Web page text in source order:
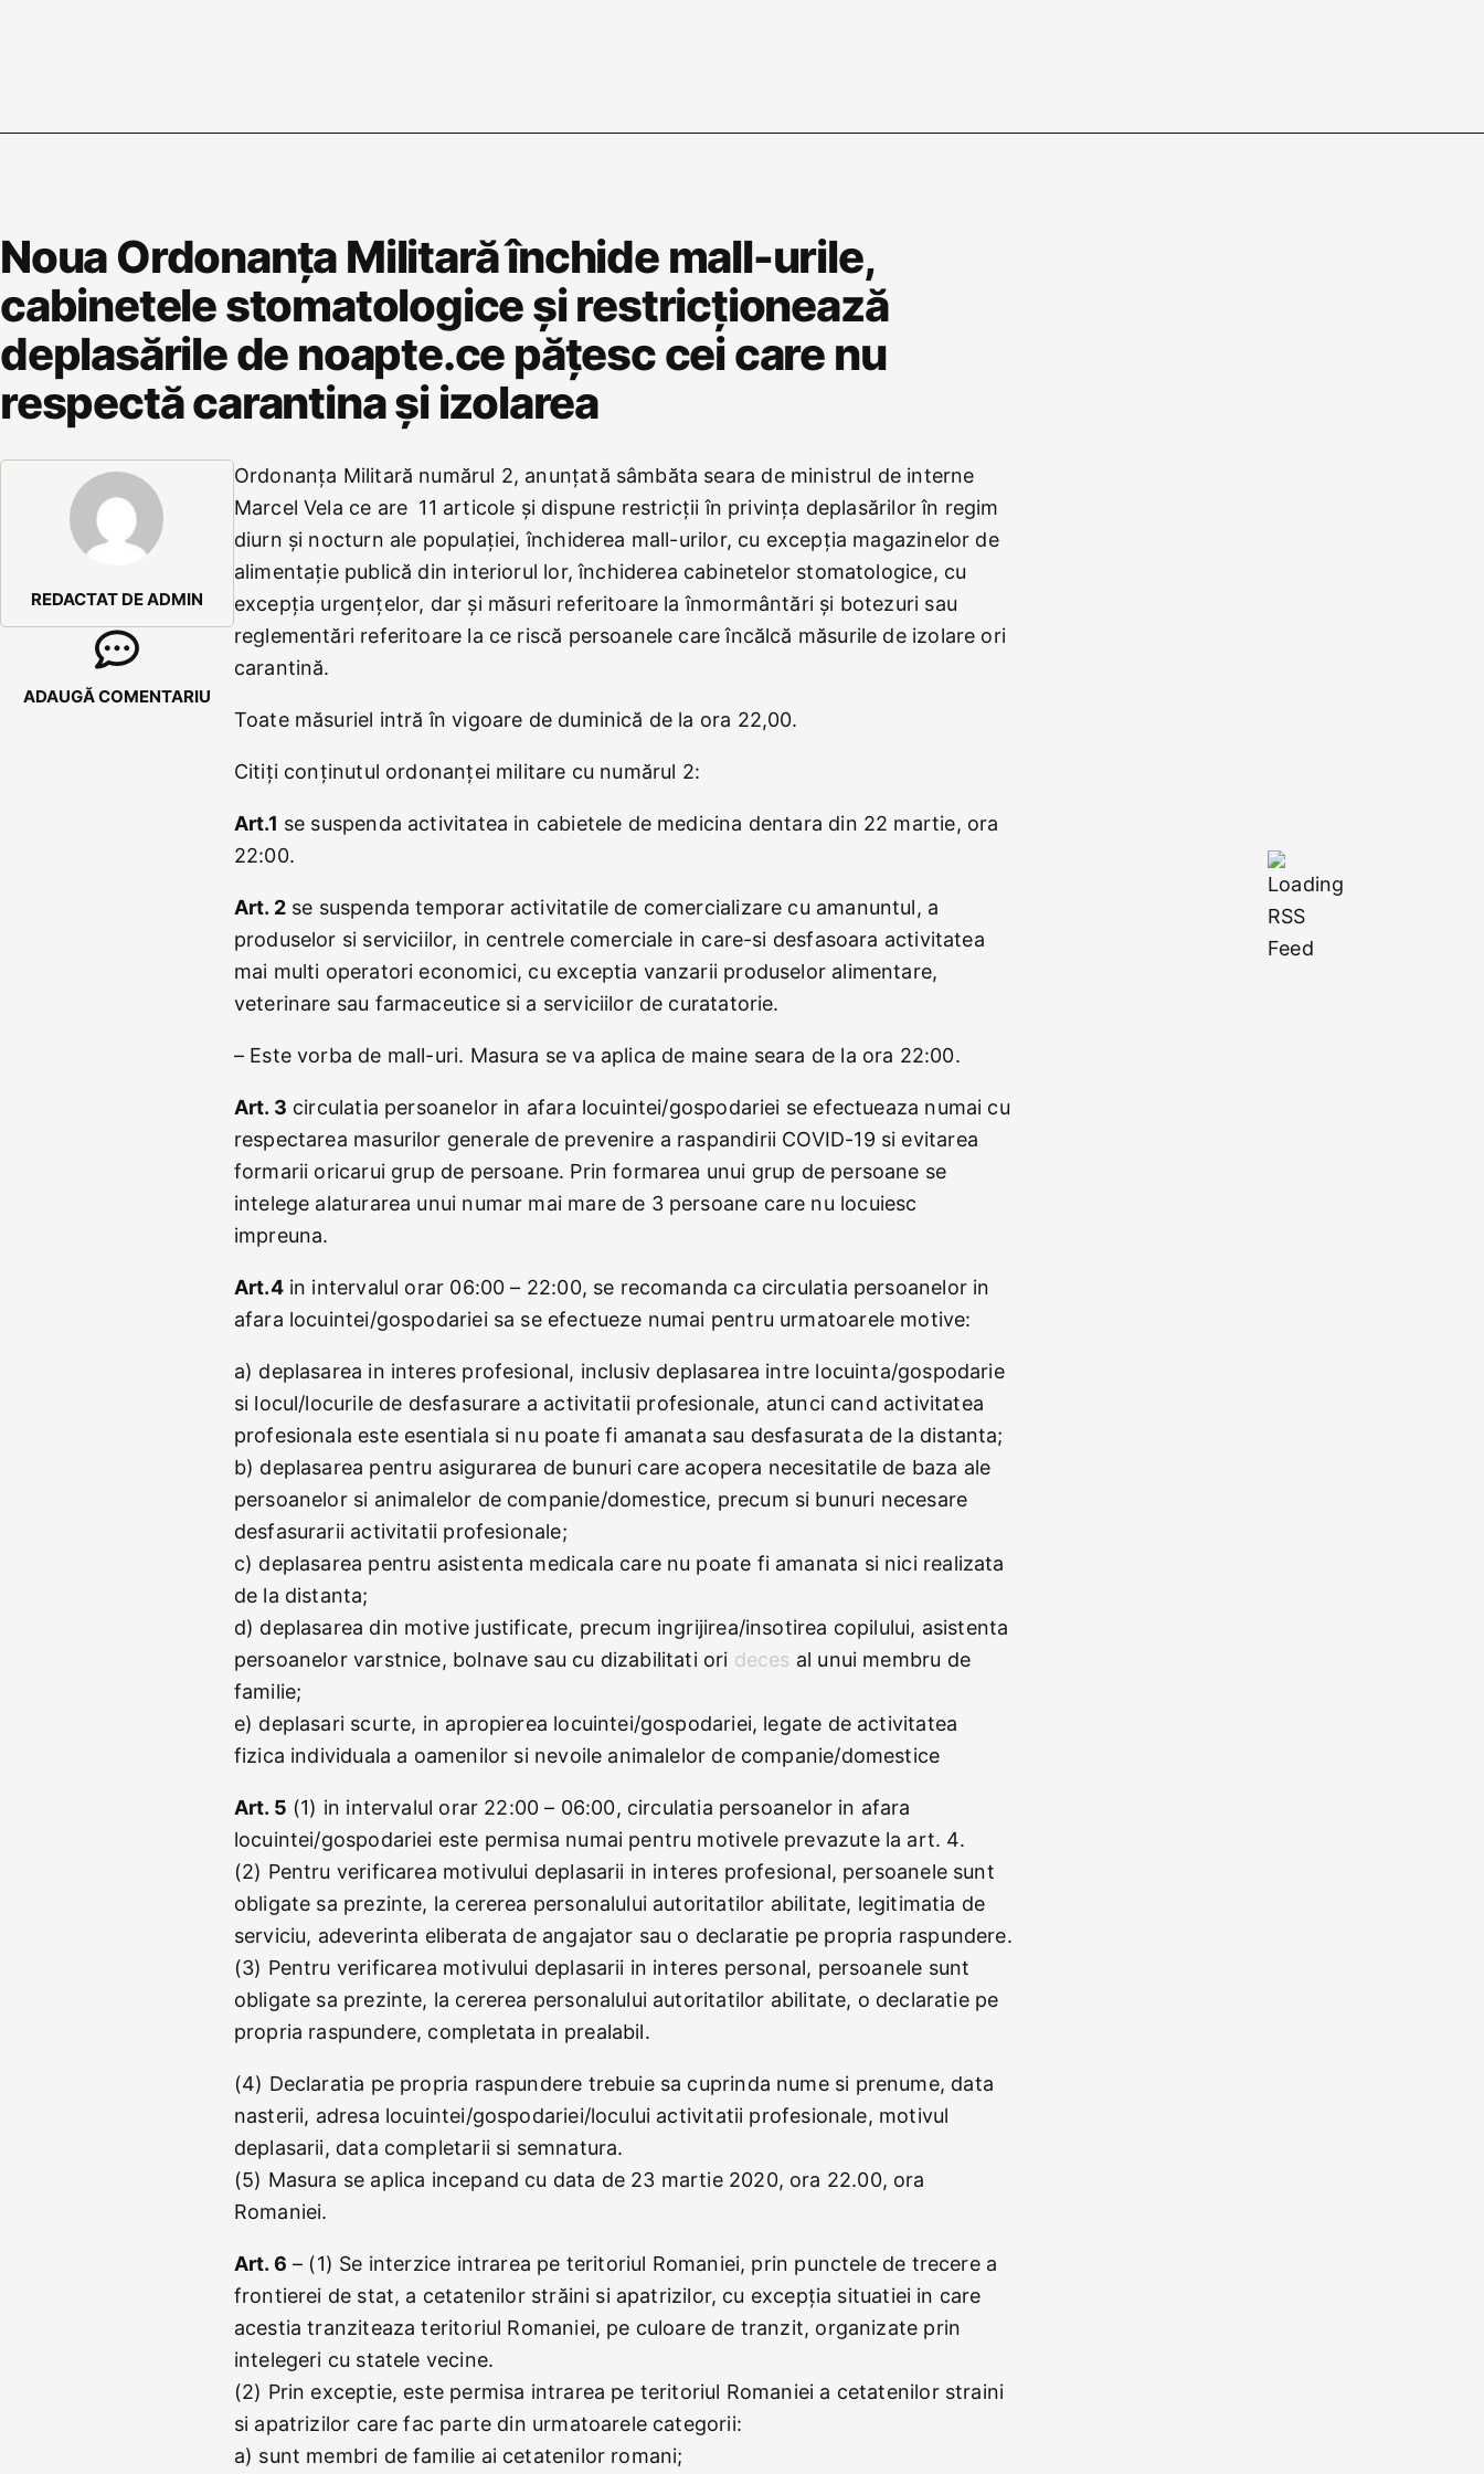
Noua Ordonanța Militară închide mall-urile,
cabinetele stomatologice și restricționează
deplasările de noapte.ce pățesc cei care nu
respectă carantina și izolarea
REDACTAT DE ADMIN
ADAUGĂ COMENTARIU
Ordonanța Militară numărul 2, anunțată sâmbăta seara de ministrul de interne
Marcel Vela ce are 11 articole și dispune restricții în privința deplasărilor în regim
diurn și nocturn ale populației, închiderea mall-urilor, cu excepția magazinelor de
alimentație publică din interiorul lor, închiderea cabinetelor stomatologice, cu
excepția urgențelor, dar și măsuri referitoare la înmormântări și botezuri sau
reglementări referitoare la ce riscă persoanele care încălcă măsurile de izolare ori
carantină.
Toate măsuriel intră în vigoare de duminică de la ora 22,00.
Citiți conținutul ordonanței militare cu numărul 2:
Art.1 se suspenda activitatea in cabietele de medicina dentara din 22 martie, ora
22:00.
Art. 2se suspenda temporar activitatile de comercializare cu amanuntul, a
produselor si serviciilor, in centrele comerciale in care-si desfasoara activitatea
mai multi operatori economici, cu exceptia vanzarii produselor alimentare,
veterinare sau farmaceutice si a serviciilor de curatatorie.
– Este vorba de mall-uri. Masura se va aplica de maine seara de la ora 22:00.
Art. 3 circulatia persoanelor in afara locuintei/gospodariei se efectueaza numai cu
respectarea masurilor generale de prevenire a raspandirii COVID-19 si evitarea
formarii oricarui grup de persoane. Prin formarea unui grup de persoane se
intelege alaturarea unui numar mai mare de 3 persoane care nu locuiesc
impreuna.
Art.4in intervalul orar 06:00 – 22:00, se recomanda ca circulatia persoanelor in
afara locuintei/gospodariei sa se efectueze numai pentru urmatoarele motive:
a) deplasarea in interes profesional, inclusiv deplasarea intre locuinta/gospodarie
si locul/locurile de desfasurare a activitatii profesionale, atunci cand activitatea
profesionala este esentiala si nu poate fi amanata sau desfasurata de la distanta;
b) deplasarea pentru asigurarea de bunuri care acopera necesitatile de baza ale
persoanelor si animalelor de companie/domestice, precum si bunuri necesare
desfasurarii activitatii profesionale;
c) deplasarea pentru asistenta medicala care nu poate fi amanata si nici realizata
de la distanta;
d) deplasarea din motive justificate, precum ingrijirea/insotirea copilului, asistenta
persoanelor varstnice, bolnave sau cu dizabilitati ori deces al unui membru de
familie;
e) deplasari scurte, in apropierea locuintei/gospodariei, legate de activitatea
fizica individuala a oamenilor si nevoile animalelor de companie/domestice
Art. 5 (1) in intervalul orar 22:00 – 06:00, circulatia persoanelor in afara
locuintei/gospodariei este permisa numai pentru motivele prevazute la art. 4.
(2) Pentru verificarea motivului deplasarii in interes profesional, persoanele sunt
obligate sa prezinte, la cererea personalului autoritatilor abilitate, legitimatia de
serviciu, adeverinta eliberata de angajator sau o declaratie pe propria raspundere.
(3) Pentru verificarea motivului deplasarii in interes personal, persoanele sunt
obligate sa prezinte, la cererea personalului autoritatilor abilitate, o declaratie pe
propria raspundere, completata in prealabil.
(4) Declaratia pe propria raspundere trebuie sa cuprinda nume si prenume, data
nasterii, adresa locuintei/gospodariei/locului activitatii profesionale, motivul
deplasarii, data completarii si semnatura.
(5) Masura se aplica incepand cu data de 23 martie 2020, ora 22.00, ora
Romaniei.
Art. 6 – (1) Se interzice intrarea pe teritoriul Romaniei, prin punctele de trecere a
frontierei de stat, a cetatenilor străini si apatrizilor, cu excepția situatiei in care
acestia tranziteaza teritoriul Romaniei, pe culoare de tranzit, organizate prin
intelegeri cu statele vecine.
(2) Prin exceptie, este permisa intrarea pe teritoriul Romaniei a cetatenilor straini
si apatrizilor care fac parte din urmatoarele categorii:
a) sunt membri de familie ai cetatenilor romani;